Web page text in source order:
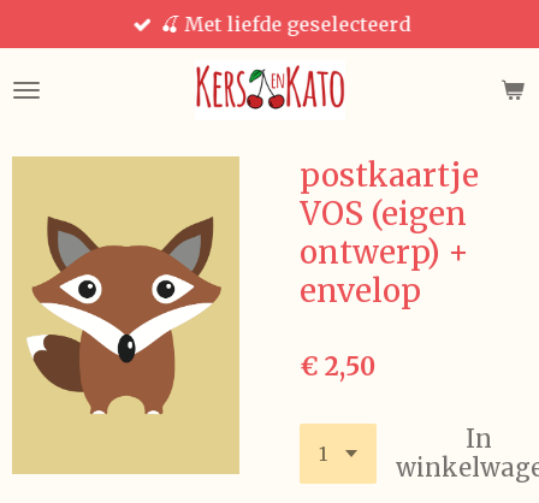
direct
naar
🍒 Met liefde geselecteerd
postkaartje
VOS (eigen
ontwerp) +
envelop
€ 2,50
In